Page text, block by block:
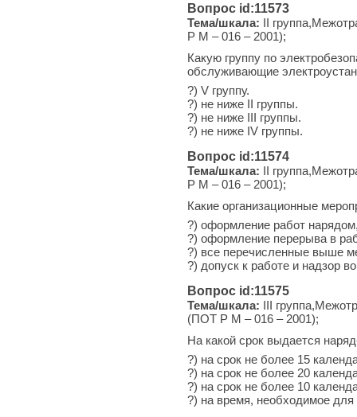
Вопрос id:11573
Тема/шкала: II
Р М – 016 – 2001);
Какую группу по
обслуживающие
?) V группу.
?) не ниже II группы.
?) не ниже III группы.
?) не ниже IV группы.
Вопрос id:11574
Тема/шкала: II
Р М – 016 – 2001);
Какие организационные
?) оформление работ
?) оформление перерыва в
?) все перечисленные выше
?) допуск к работе и надзор
Вопрос id:11575
Тема/шкала: III
(ПОТ Р М – 016 – 2001);
На какой срок выдается
?) на срок не более 15
?) на срок не более 20
?) на срок не более 10
?) на время, необходимое